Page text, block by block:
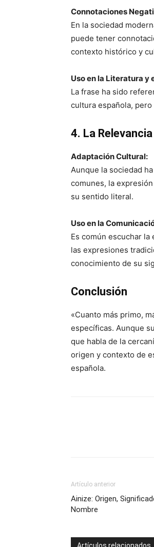
Connotaciones
En la sociedad
puede tener
contexto histórico y
Uso en la Literatura y
La frase ha sido
cultura española,
4. La
Adaptación Cultural:
Aunque la sociedad
comunes, la
su sentido literal.
Uso en la
Es común escuchar
las expresiones
conocimiento de su
Conclusión
«Cuanto más primo,
específicas. Aunque
que habla de la
origen y contexto de
española.
Artículo anterior
Ainize: Origen,
Nombre